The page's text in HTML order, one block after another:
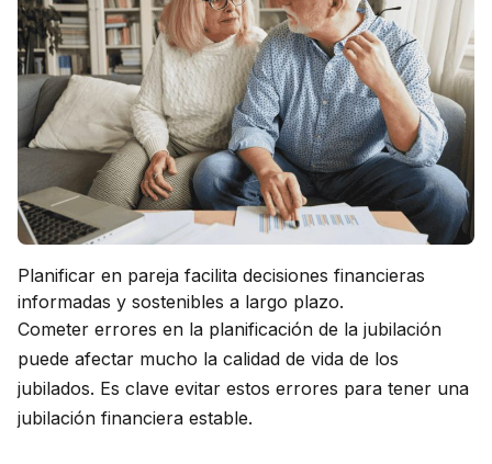
Planificar en pareja facilita decisiones financieras
informadas y sostenibles a largo plazo.
Cometer errores en la planificación de la jubilación
puede afectar mucho la calidad de vida de los
jubilados. Es clave evitar estos errores para tener una
jubilación financiera estable.